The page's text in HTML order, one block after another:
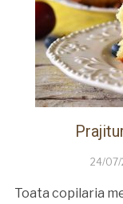
24/07/
Toata copilaria